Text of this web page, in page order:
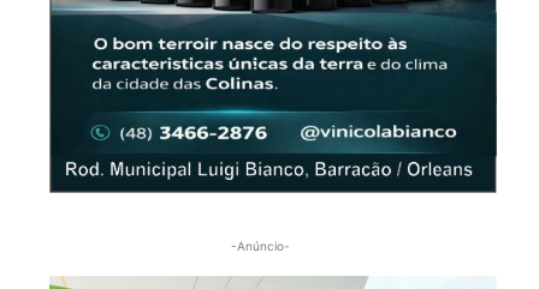
-Anúncio-